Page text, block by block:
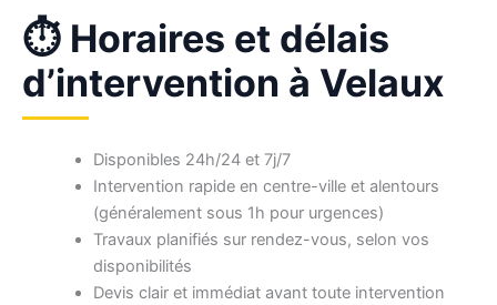
⏱ Horaires et délais
d’intervention à Velaux
Disponibles 24h/24 et 7j/7
Intervention rapide en centre-ville et alentours
(généralement sous 1h pour urgences)
Travaux planifiés sur rendez-vous, selon vos
disponibilités
Devis clair et immédiat avant toute intervention